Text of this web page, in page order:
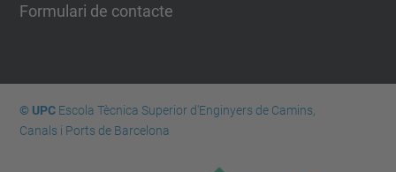
Formulari de contacte
© UPCEscola Tècnica Superior d'Enginyers de Camins,
Canals i Ports de Barcelona